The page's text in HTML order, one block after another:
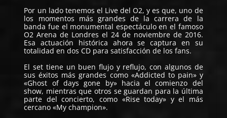
Por un lado tenemos el Live del O2, y es que, uno de
los momentos más grandes de la carrera de la
banda fue el monumental espectáculo en el famoso
O2 Arena de Londres el 24 de noviembre de 2016.
Esa actuación histórica ahora se captura en su
totalidad en dos CD para satisfacción de los fans.
El set tiene un buen flujo y reflujo, con algunos de
sus éxitos más grandes como «Addicted to pain» y
«Ghost of days gone by» hacia el comienzo del
show, mientras que otros se guardan para la última
parte del concierto, como «Rise today» y el más
cercano «My champion».